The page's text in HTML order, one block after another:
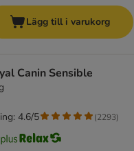
Lägg till i varukorg
Canin Sensible
4.6/5 (2293)